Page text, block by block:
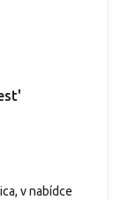
v nabídce